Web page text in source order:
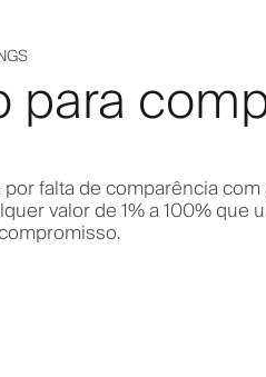
para
falta de comparência
valor de 1% a 100% que